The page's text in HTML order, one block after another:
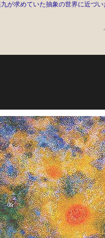
が求めていた抽象の世界に近づ